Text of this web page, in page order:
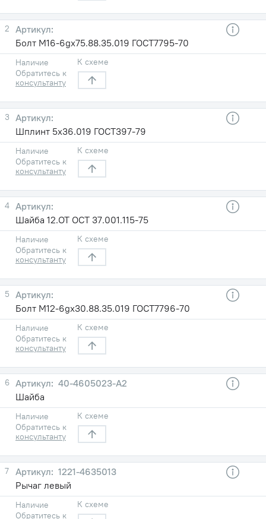
2
Болт М16-6gх75.88.35.019 ГОСТ7795-70
Наличие
Обратитесь к
консультанту
К схеме
3
Шплинт 5х36.019 ГОСТ397-79
Наличие
Обратитесь к
консультанту
К схеме
4
Шайба 12.ОТ ОСТ 37.001.115-75
Наличие
Обратитесь к
консультанту
К схеме
5
Болт М12-6gх30.88.35.019 ГОСТ7796-70
Наличие
Обратитесь к
консультанту
К схеме
6
40-4605023-A2
Шайба
Наличие
Обратитесь к
консультанту
К схеме
7
1221-4635013
Рычаг левый
Наличие
Обратитесь к
К схеме